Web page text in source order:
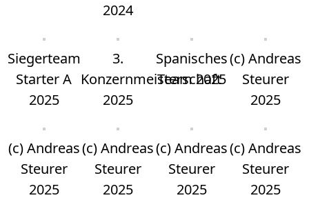
2024
Siegerteam
Starter A
2025
3.
Konzernmeisterschaft
2025
Spanisches
Team 2025
(c) Andreas
Steurer
2025
(c) Andreas
Steurer
2025
(c) Andreas
Steurer
2025
(c) Andreas
Steurer
2025
(c) Andreas
Steurer
2025